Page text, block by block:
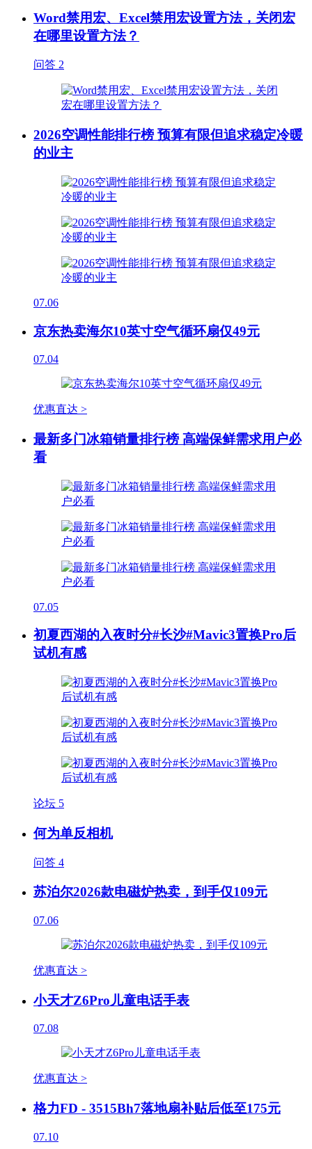
Word禁用宏、Excel禁用宏设置方法，关闭宏
在哪里设置方法？
问答 2
2026空调性能排行榜 预算有限但追求稳定冷暖
的业主
07.06
京东热卖海尔10英寸空气循环扇仅49元
07.04
优惠直达 >
最新多门冰箱销量排行榜 高端保鲜需求用户必
看
07.05
初夏西湖的入夜时分#长沙#Mavic3置换Pro后
试机有感
论坛 5
何为单反相机
问答 4
苏泊尔2026款电磁炉热卖，到手仅109元
07.06
优惠直达 >
小天才Z6Pro儿童电话手表
07.08
优惠直达 >
格力FD - 3515Bh7落地扇补贴后低至175元
07.10